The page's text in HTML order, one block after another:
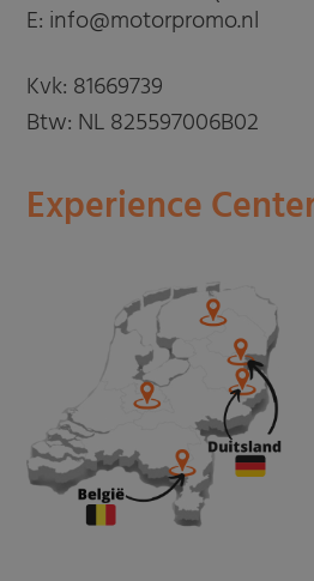
E: info@motorpromo.nl
Kvk: 81669739
Btw: NL 825597006B02
Experience